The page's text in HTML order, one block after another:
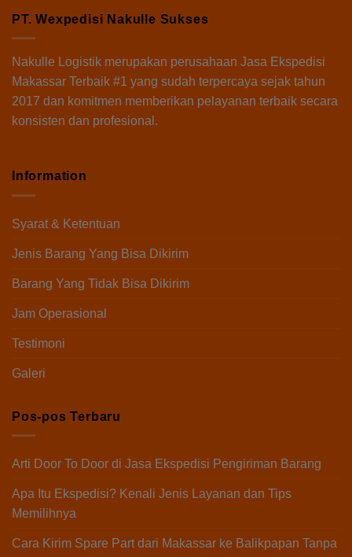
PT. Wexpedisi Nakulle Sukses
Nakulle Logistik merupakan perusahaan Jasa Ekspedisi
Makassar Terbaik #1 yang sudah terpercaya sejak tahun
2017 dan komitmen memberikan pelayanan terbaik secara
konsisten dan profesional.
Information
Syarat & Ketentuan
Jenis Barang Yang Bisa Dikirim
Barang Yang Tidak Bisa Dikirim
Jam Operasional
Testimoni
Galeri
Pos-pos Terbaru
Arti Door To Door di Jasa Ekspedisi Pengiriman Barang
Apa Itu Ekspedisi? Kenali Jenis Layanan dan Tips
Memilihnya
Cara Kirim Spare Part dari Makassar ke Balikpapan Tanpa